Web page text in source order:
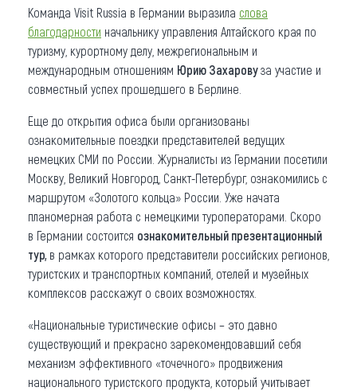
Команда Visit Russia в Германии выразила слова
благодарности начальнику управления Алтайского края по
туризму, курортному делу, межрегиональным и
международным отношениям Юрию Захаровуза участие и
совместный успех прошедшего в Берлине.
Еще до открытия офиса были организованы
ознакомительные поездки представителей ведущих
немецких СМИ по России. Журналисты из Германии посетили
Москву, Великий Новгород, Санкт-Петербург, ознакомились с
маршрутом «Золотого кольца» России. Уже начата
планомерная работа с немецкими туроператорами. Скоро
в Германии состоится ознакомительный презентационный
тур, в рамках которого представители российских регионов,
туристских и транспортных компаний, отелей и музейных
комплексов расскажут о своих возможностях.
«Национальные туристические офисы – это давно
существующий и прекрасно зарекомендовавший себя
механизм эффективного «точечного» продвижения
национального туристского продукта, который учитывает